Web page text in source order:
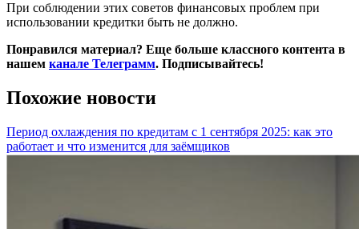
При соблюдении этих советов финансовых проблем при
использовании кредитки быть не должно.
Понравился материал? Еще больше классного контента в
нашем канале Телеграмм. Подписывайтесь!
Похожие новости
Период охлаждения по кредитам с 1 сентября 2025: как это
работает и что изменится для заёмщиков